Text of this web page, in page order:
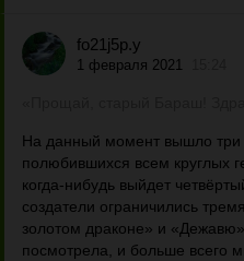
fo21j5p.y
1 февраля 2021
На данный момент вышло
полюбившихся всем круглых
когда-нибудь выйдет
создатели ограничились
золотом драконе» и
посмотрела, и больше всего